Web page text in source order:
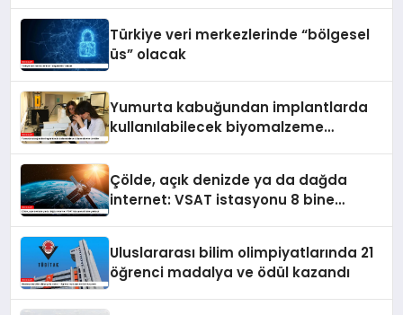
Türkiye veri merkezlerinde “bölgesel
üs” olacak
Yumurta kabuğundan implantlarda
kullanılabilecek biyomalzeme
Çölde, açık denizde ya da dağda
internet: VSAT istasyonu 8 bine
Uluslararası bilim olimpiyatlarında 21
öğrenci madalya ve ödül kazandı